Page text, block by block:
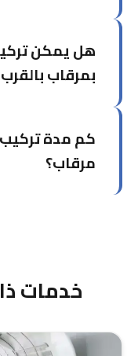
الواحد حسب موقع
هل يمكن
بمرقاب
والمساحات
التعامل مع
كم مدة
مرقاب؟
خدمات